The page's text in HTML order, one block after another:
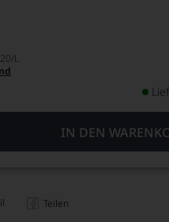
/L
IN DEN
Teilen